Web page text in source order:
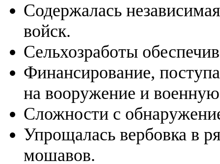
Содержалась
войск.
Сельхозработы
Финансирование,
на вооружение и военную
Сложности с
Упрощалась вербовка в
мошавов.